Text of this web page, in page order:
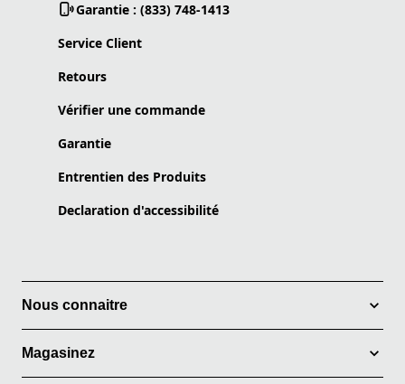
Garantie : (833) 748-1413
Service Client
Retours
Vérifier une commande
Garantie
Entrentien des Produits
Declaration d'accessibilité
Nous connaitre
Magasinez